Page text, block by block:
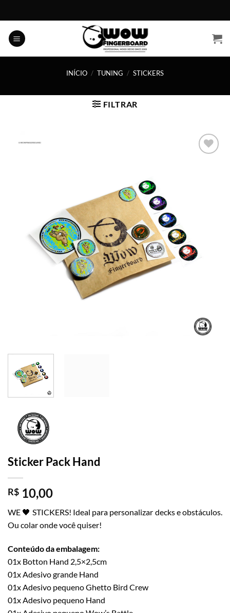
to
content
INÍCIO / TUNING / STICKERS
FILTRAR
Sticker Pack Hand
R$ 10,00
WE 🖤 STICKERS! Ideal para personalizar decks e obstáculos.
Ou colar onde você quiser!
Conteúdo da embalagem:
01x Botton Hand 2,5×2,5cm
01x Adesivo grande Hand
01x Adesivo pequeno Ghetto Bird Crew
01x Adesivo pequeno Hand